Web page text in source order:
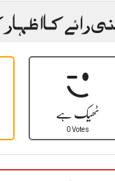
رائے کا
ٹھیک ہے
0 Votes